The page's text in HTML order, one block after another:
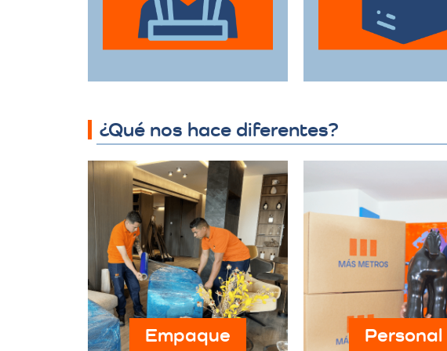
hasta muebles de
gran tamaño con el
estén
durante el
¿Qué nos hace diferentes?
Empaque Personal